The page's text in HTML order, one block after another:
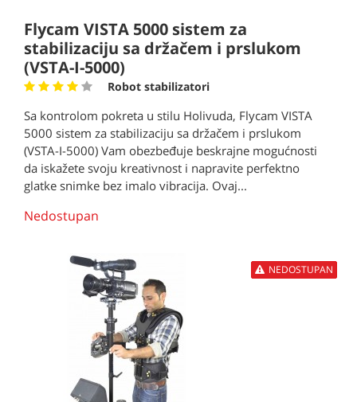
Flycam VISTA 5000 sistem za
stabilizaciju sa držačem i prslukom
(VSTA-I-5000)
Robot stabilizatori
Sa kontrolom pokreta u stilu Holivuda, Flycam VISTA
5000 sistem za stabilizaciju sa držačem i prslukom
(VSTA-I-5000) Vam obezbeđuje beskrajne mogućnosti
da iskažete svoju kreativnost i napravite perfektno
glatke snimke bez imalo vibracija. Ovaj...
Nedostupan
NEDOSTUPAN